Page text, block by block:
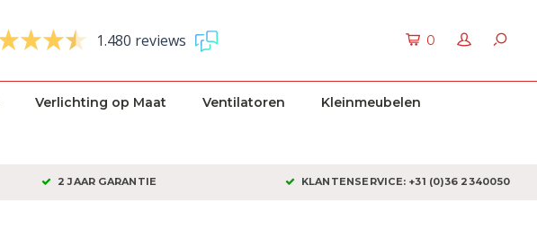
1.480 reviews 0
Verlichting op Maat Ventilatoren Kleinmeubelen
2 JAAR GARANTIE KLANTENSERVICE: +31 (0)36 2340050